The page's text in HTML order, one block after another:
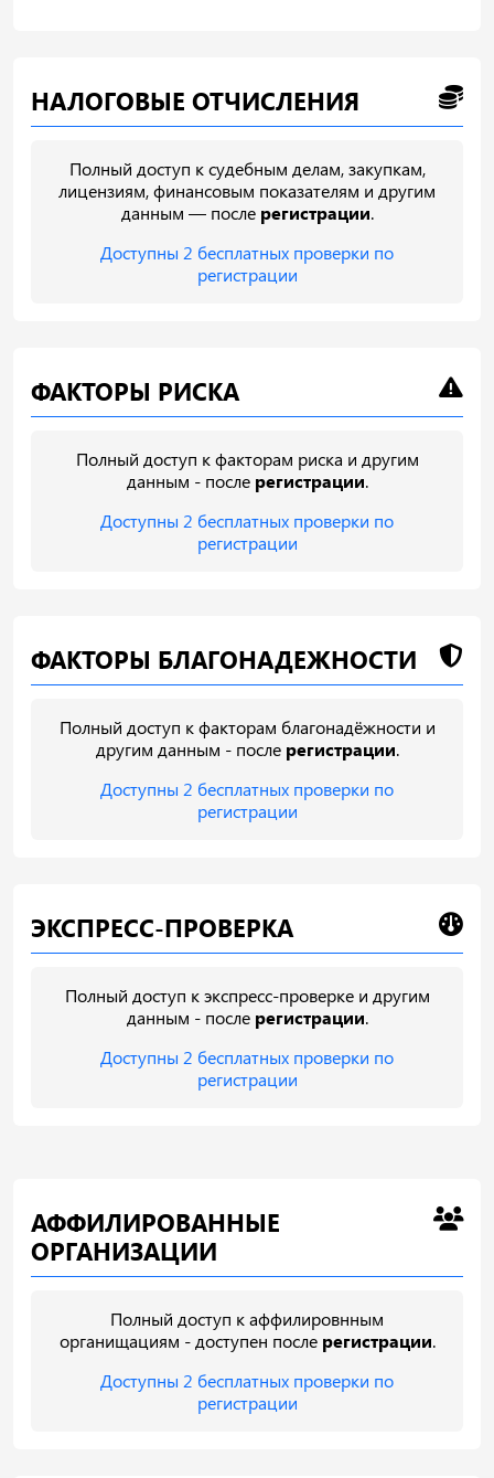
НАЛОГОВЫЕ ОТЧИСЛЕНИЯ
Полный доступ к судебным делам, закупкам,
лицензиям, финансовым показателям и другим
данным — после регистрации.
Доступны 2 бесплатных проверки по
регистрации
ФАКТОРЫ РИСКА
Полный доступ к факторам риска и другим
данным - после регистрации.
Доступны 2 бесплатных проверки по
регистрации
ФАКТОРЫ БЛАГОНАДЕЖНОСТИ
Полный доступ к факторам благонадёжности и
другим данным - после регистрации.
Доступны 2 бесплатных проверки по
регистрации
ЭКСПРЕСС-ПРОВЕРКА
Полный доступ к экспресс-проверке и другим
данным - после регистрации.
Доступны 2 бесплатных проверки по
регистрации
АФФИЛИРОВАННЫЕ
ОРГАНИЗАЦИИ
Полный доступ к аффилировнным
органищациям - доступен после регистрации.
Доступны 2 бесплатных проверки по
регистрации